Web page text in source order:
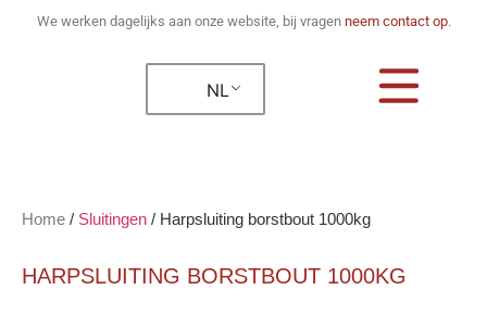
We werken dagelijks aan onze website, bij vragen neem contact op.
NL
Home / Sluitingen / Harpsluiting borstbout 1000kg
HARPSLUITING BORSTBOUT 1000KG